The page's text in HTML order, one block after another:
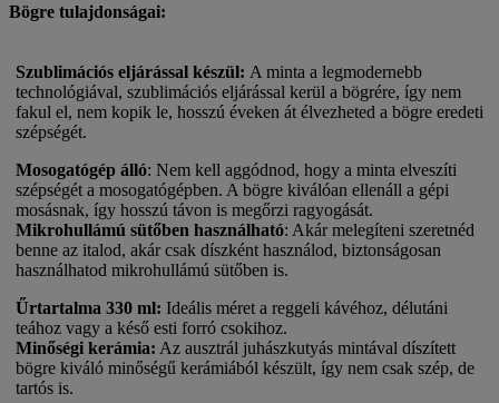
Bögre tulajdonságai:
Szublimációs eljárással készül: A minta a legmodernebb
technológiával, szublimációs eljárással kerül a bögrére, így nem
fakul el, nem kopik le, hosszú éveken át élvezheted a bögre eredeti
szépségét.
Mosogatógép álló: Nem kell aggódnod, hogy a minta elveszíti
szépségét a mosogatógépben. A bögre kiválóan ellenáll a gépi
mosásnak, így hosszú távon is megőrzi ragyogását.
Mikrohullámú sütőben használható: Akár melegíteni szeretnéd
benne az italod, akár csak díszként használod, biztonságosan
használhatod mikrohullámú sütőben is.
Űrtartalma 330 ml: Ideális méret a reggeli kávéhoz, délutáni
teához vagy a késő esti forró csokihoz.
Minőségi kerámia: Az ausztrál juhászkutyás mintával díszített
bögre kiváló minőségű kerámiából készült, így nem csak szép, de
tartós is.